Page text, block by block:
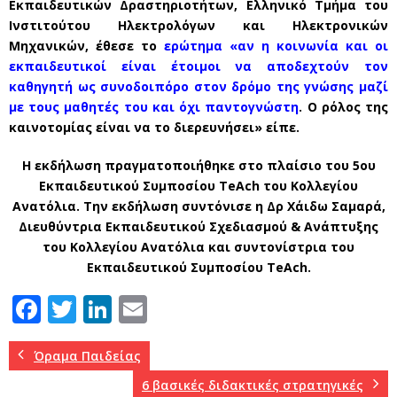
Εκπαιδευτικών Δραστηριοτήτων, Ελληνικό Τμήμα του
Ινστιτούτου Ηλεκτρολόγων και Ηλεκτρονικών
Μηχανικών, έθεσε το ερώτημα «αν η κοινωνία και οι
εκπαιδευτικοί είναι έτοιμοι να αποδεχτούν τον
καθηγητή ως συνοδοιπόρο στον δρόμο της γνώσης μαζί
με τους μαθητές του και όχι παντογνώστη. Ο ρόλος της
καινοτομίας είναι να το διερευνήσει» είπε.
Η εκδήλωση πραγματοποιήθηκε στο πλαίσιο του 5ου
Εκπαιδευτικού Συμποσίου TeAch του Κολλεγίου
Ανατόλια. Την εκδήλωση συντόνισε η Δρ Χάιδω Σαμαρά,
Διευθύντρια Εκπαιδευτικού Σχεδιασμού & Ανάπτυξης
του Κολλεγίου Ανατόλια και συντονίστρια του
Εκπαιδευτικού Συμποσίου TeAch.
F
a
c
T
w
it
Li
n
k
m
ai
Όραμα Παιδείας
6 βασικές διδακτικές στρατηγικές